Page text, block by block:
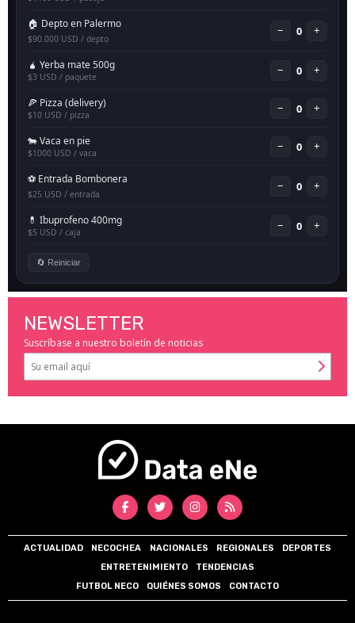
NEWSLETTER
Suscríbase a nuestro boletín de noticias
ACTUALIDAD NECOCHEA NACIONALES REGIONALES
DEPORTES
ENTRETENIMIENTO
TENDENCIAS
FUTBOL NECO
QUIÉNES SOMOS CONTACTO